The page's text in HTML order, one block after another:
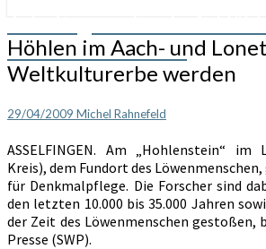
Grabenstetten e.V.
Höhlen
im
Aach-
Lonetal
Weltkulturerbe
werden
Höhlen im Aach- und
Weltkulturerbe werden
29/04/2009 Michel Rahnefeld
ASSELFINGEN. Am „Hohlenstein“ im
Kreis), dem Fundort des
für Denkmalpflege. Die Forscher sind
den letzten 10.000 bis 35.000 Jahren
der Zeit des Löwenmenschen gestoßen,
Presse (SWP).